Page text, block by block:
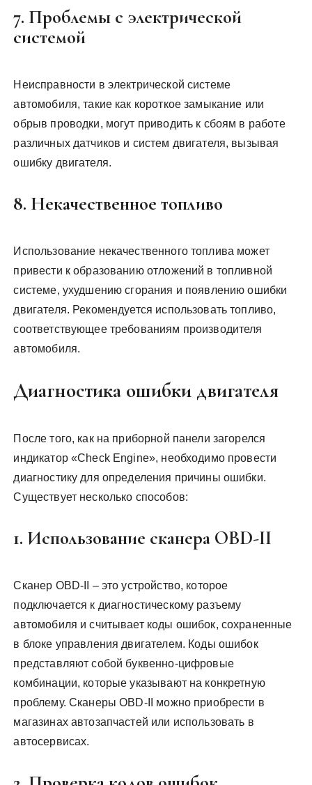
7. Проблемы с электрической
системой
Неисправности в электрической системе
автомобиля, такие как короткое замыкание или
обрыв проводки, могут приводить к сбоям в работе
различных датчиков и систем двигателя, вызывая
ошибку двигателя.
8. Некачественное топливо
Использование некачественного топлива может
привести к образованию отложений в топливной
системе, ухудшению сгорания и появлению ошибки
двигателя. Рекомендуется использовать топливо,
соответствующее требованиям производителя
автомобиля.
Диагностика ошибки двигателя
После того, как на приборной панели загорелся
индикатор «Check Engine», необходимо провести
диагностику для определения причины ошибки.
Существует несколько способов:
1. Использование сканера OBD-II
Сканер OBD-II – это устройство, которое
подключается к диагностическому разъему
автомобиля и считывает коды ошибок, сохраненные
в блоке управления двигателем. Коды ошибок
представляют собой буквенно-цифровые
комбинации, которые указывают на конкретную
проблему. Сканеры OBD-II можно приобрести в
магазинах автозапчастей или использовать в
автосервисах.